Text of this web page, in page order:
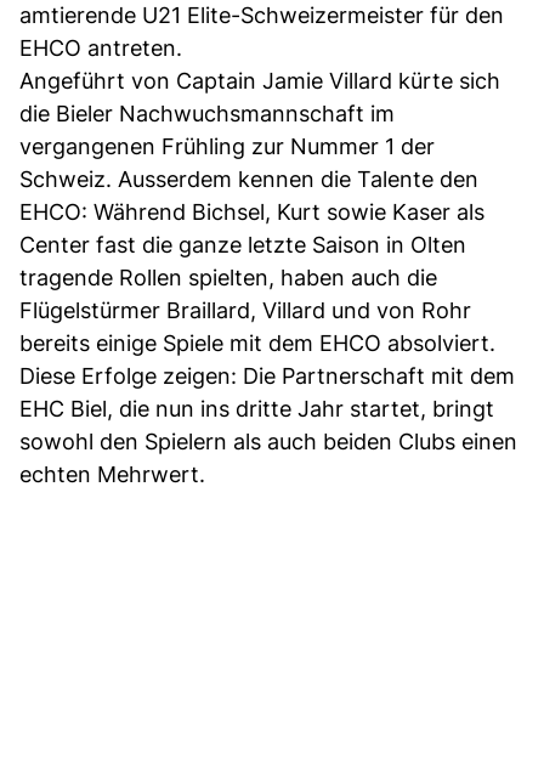
amtierende U21 Elite-Schweizermeister für den
EHCO antreten.
Angeführt von Captain Jamie Villard kürte sich
die Bieler Nachwuchsmannschaft im
vergangenen Frühling zur Nummer 1 der
Schweiz. Ausserdem kennen die Talente den
EHCO: Während Bichsel, Kurt sowie Kaser als
Center fast die ganze letzte Saison in Olten
tragende Rollen spielten, haben auch die
Flügelstürmer Braillard, Villard und von Rohr
bereits einige Spiele mit dem EHCO absolviert.
Diese Erfolge zeigen: Die Partnerschaft mit dem
EHC Biel, die nun ins dritte Jahr startet, bringt
sowohl den Spielern als auch beiden Clubs einen
echten Mehrwert.